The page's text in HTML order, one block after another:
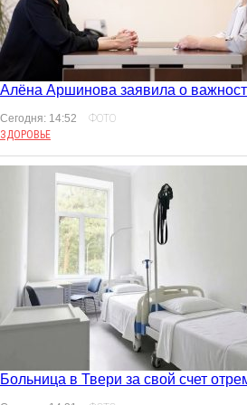
Алёна Аршинова заявила о
Сегодня: 14:52
ФОТО
ЗДОРОВЬЕ
Больница в Твери за свой счет